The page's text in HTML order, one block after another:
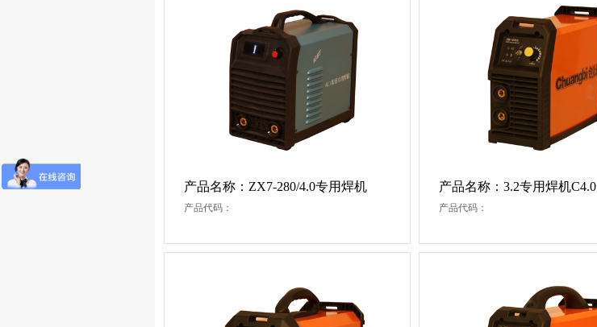
产品名称：ZX7-280/4.0专用焊机
产品代码：
产品名称：3.2专用焊机C4.0
产品代码：